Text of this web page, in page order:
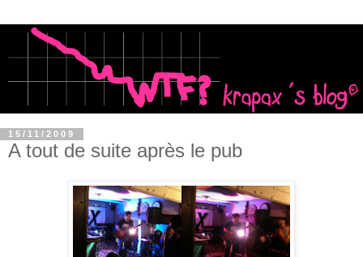
15/11/2009
A tout de suite après le pub